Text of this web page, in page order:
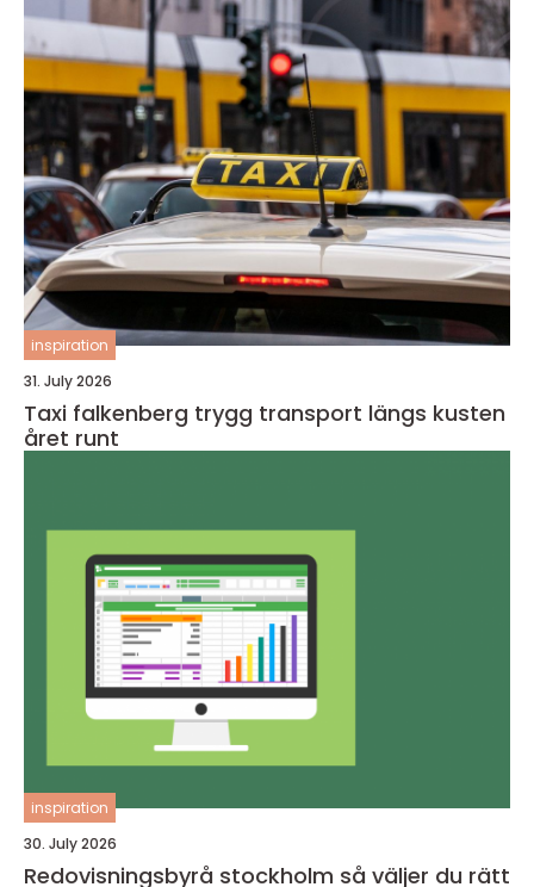
inspiration
31. July 2026
Taxi falkenberg trygg transport längs kusten
året runt
inspiration
30. July 2026
Redovisningsbyrå stockholm så väljer du rätt